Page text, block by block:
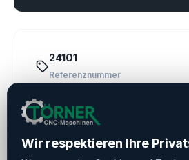
24101
Referenznummer
Mazak
Hersteller
2023
Wir respektieren Ihre